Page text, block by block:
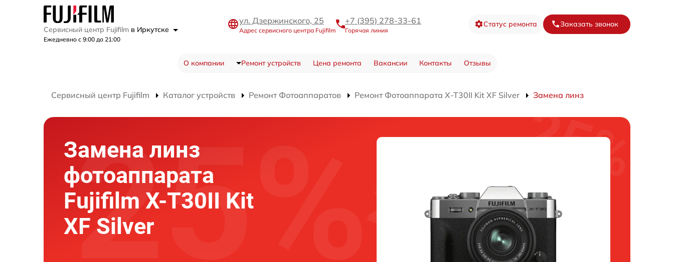
Сервисный центр Fujifilm в Иркутске
Ежедневно с 9:00 до 21:00
ул. Дзержинского, 25
Адрес сервисного центра Fujifilm
+7 (395) 278-33-61
Горячая линия
Статус ремонта Заказать звонок
О компании Ремонт устройств Цена ремонта Вакансии Контакты Отзывы
Сервисный центр Fujifilm Каталог устройств Ремонт Фотоаппаратов Ремонт Фотоаппарата X-T30II Kit XF Silver Замена линз
Замена линз
фотоаппарата
Fujifilm X-T30II Kit
XF Silver